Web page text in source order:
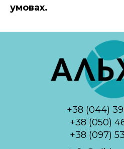
умовах.
+38 (044)
+38 (050)
+38 (097)